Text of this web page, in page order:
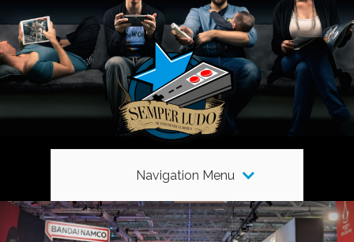
Navigation Menu